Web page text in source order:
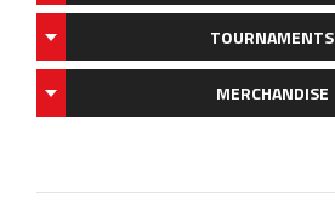
TOURNAMENTS
MERCHANDISE